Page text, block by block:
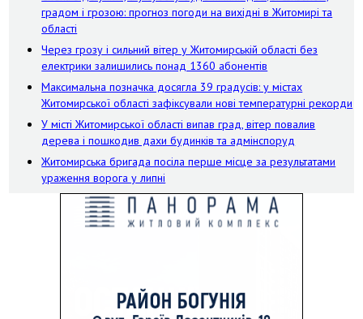
градом і грозою: прогноз погоди на вихідні в Житомирі та
області
Через грозу і сильний вітер у Житомирській області без
електрики залишились понад 1360 абонентів
Максимальна позначка досягла 39 градусів: у містах
Житомирської області зафіксували нові температурні рекорди
У місті Житомирської області випав град, вітер повалив
дерева і пошкодив дахи будинків та адмінспоруд
Житомирська бригада посіла перше місце за результатами
ураження ворога у липні